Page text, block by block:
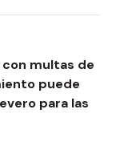
multas de
puede
para las